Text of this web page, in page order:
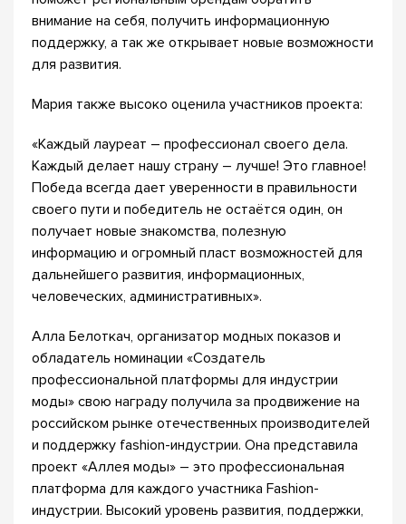
внимание на себя, получить информационную
поддержку, а так же открывает новые возможности
для развития.
Мария также высоко оценила участников проекта:
«Каждый лауреат – профессионал своего дела.
Каждый делает нашу страну – лучше! Это главное!
Победа всегда дает уверенности в правильности
своего пути и победитель не остаётся один, он
получает новые знакомства, полезную
информацию и огромный пласт возможностей для
дальнейшего развития, информационных,
человеческих, административных».
Алла Белоткач, организатор модных показов и
обладатель номинации «Создатель
профессиональной платформы для индустрии
моды» свою награду получила за продвижение на
российском рынке отечественных производителей
и поддержку fashion-индустрии. Она представила
проект «Аллея моды» – это профессиональная
платформа для каждого участника Fashion-
индустрии. Высокий уровень развития, поддержки,